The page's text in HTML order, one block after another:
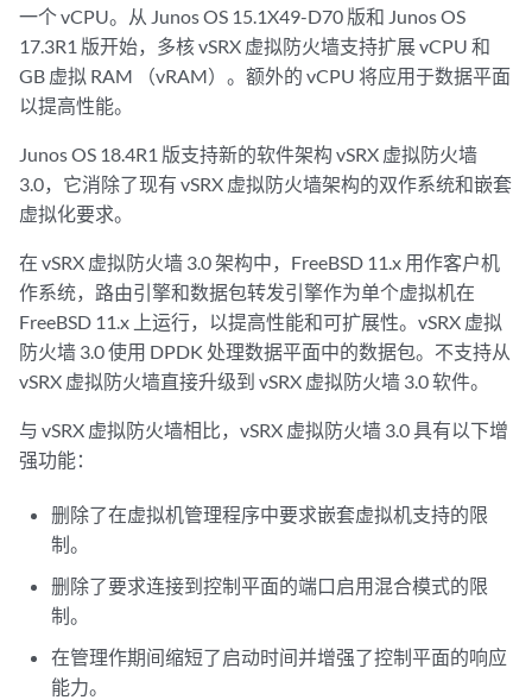
一个 vCPU。从 Junos OS 15.1X49-D70 版和 Junos OS
17.3R1 版开始，多核 vSRX 虚拟防火墙支持扩展 vCPU 和
GB 虚拟 RAM （vRAM）。额外的 vCPU 将应用于数据平面
以提高性能。
Junos OS 18.4R1 版支持新的软件架构 vSRX 虚拟防火墙
3.0，它消除了现有 vSRX 虚拟防火墙架构的双作系统和嵌套
虚拟化要求。
在 vSRX 虚拟防火墙 3.0 架构中，FreeBSD 11.x 用作客户机
作系统，路由引擎和数据包转发引擎作为单个虚拟机在
FreeBSD 11.x 上运行，以提高性能和可扩展性。vSRX 虚拟
防火墙 3.0 使用 DPDK 处理数据平面中的数据包。不支持从
vSRX 虚拟防火墙直接升级到 vSRX 虚拟防火墙 3.0 软件。
与 vSRX 虚拟防火墙相比，vSRX 虚拟防火墙 3.0 具有以下增
强功能：
删除了在虚拟机管理程序中要求嵌套虚拟机支持的限
制。
删除了要求连接到控制平面的端口启用混合模式的限
制。
在管理作期间缩短了启动时间并增强了控制平面的响应
能力。